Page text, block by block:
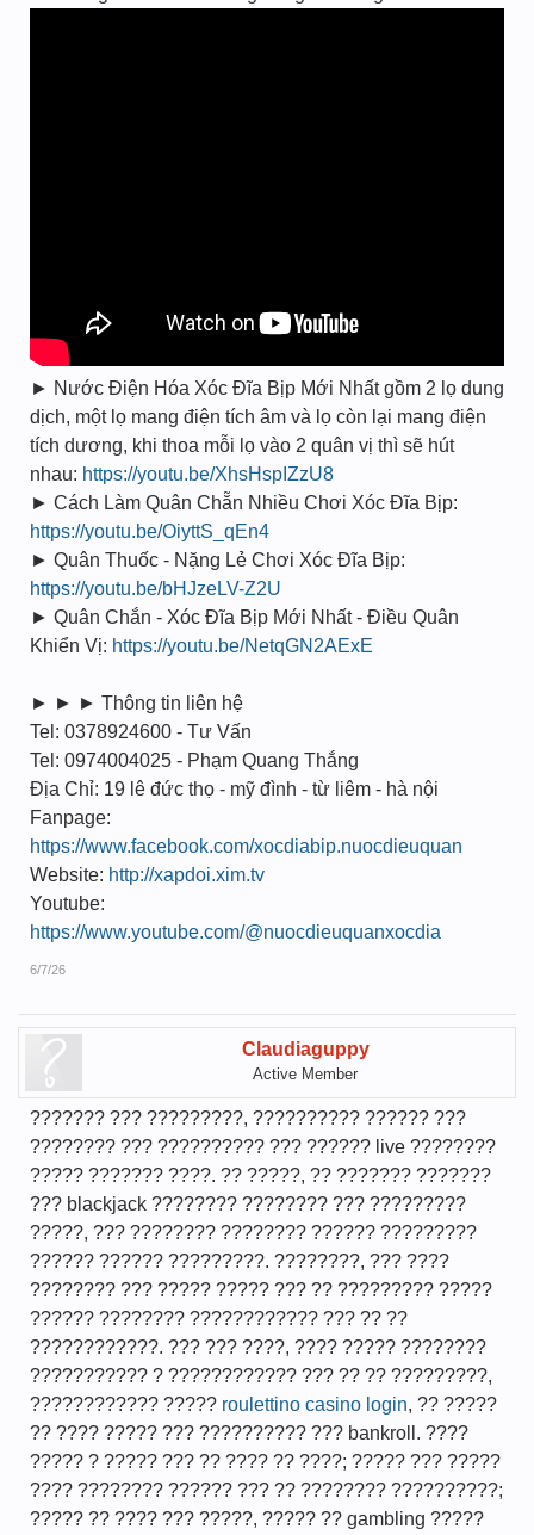
► Nước Điện Hóa Xóc Đĩa Bịp Mới Nhất gồm 2 lọ dung
dịch, một lọ mang điện tích âm và lọ còn lại mang điện
tích dương, khi thoa mỗi lọ vào 2 quân vị thì sẽ hút
nhau: https://youtu.be/XhsHspIZzU8
► Cách Làm Quân Chẵn Nhiều Chơi Xóc Đĩa Bịp:
https://youtu.be/OiyttS_qEn4
► Quân Thuốc - Nặng Lẻ Chơi Xóc Đĩa Bịp:
https://youtu.be/bHJzeLV-Z2U
► Quân Chắn - Xóc Đĩa Bịp Mới Nhất - Điều Quân
Khiển Vị: https://youtu.be/NetqGN2AExE
► ► ► Thông tin liên hệ
Tel: 0378924600 - Tư Vấn
Tel: 0974004025 - Phạm Quang Thắng
Địa Chỉ: 19 lê đức thọ - mỹ đình - từ liêm - hà nội
Fanpage:
https://www.facebook.com/xocdiabip.nuocdieuquan
Website: http://xapdoi.xim.tv
Youtube:
https://www.youtube.com/@nuocdieuquanxocdia
6/7/26
Claudiaguppy
Active Member
??????? ??? ?????????, ?????????? ?????? ???
???????? ??? ?????????? ??? ?????? live ????????
????? ??????? ????. ?? ?????, ?? ??????? ???????
??? blackjack ???????? ???????? ??? ?????????
?????, ??? ???????? ???????? ?????? ?????????
?????? ?????? ?????????. ????????, ??? ????
???????? ??? ????? ????? ??? ?? ????????? ?????
?????? ???????? ???????????? ??? ?? ??
????????????. ??? ??? ????, ???? ????? ????????
??????????? ? ???????????? ??? ?? ?? ?????????,
???????????? ????? roulettino casino login, ?? ?????
?? ???? ????? ??? ?????????? ??? bankroll. ????
????? ? ????? ??? ?? ???? ?? ????; ????? ??? ?????
???? ???????? ?????? ??? ?? ???????? ??????????;
????? ?? ???? ??? ?????, ????? ?? gambling ?????